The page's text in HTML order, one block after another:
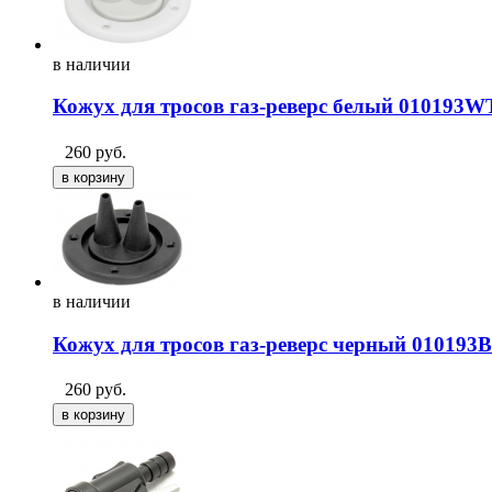
в наличии
Кожух для тросов газ-реверс белый
260 руб.
в наличии
Кожух для тросов газ-реверс черный
260 руб.